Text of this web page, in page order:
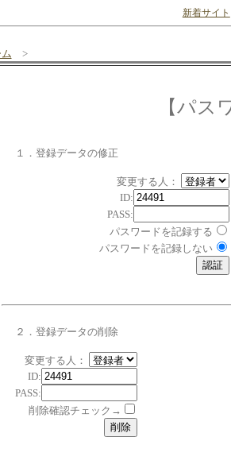
新着サイト
>
【パス
１．登録データの修正
変更する人：
ID:
PASS:
パスワードを記録する
パスワードを記録しない
２．登録データの削除
変更する人：
ID:
PASS:
削除確認チェック→